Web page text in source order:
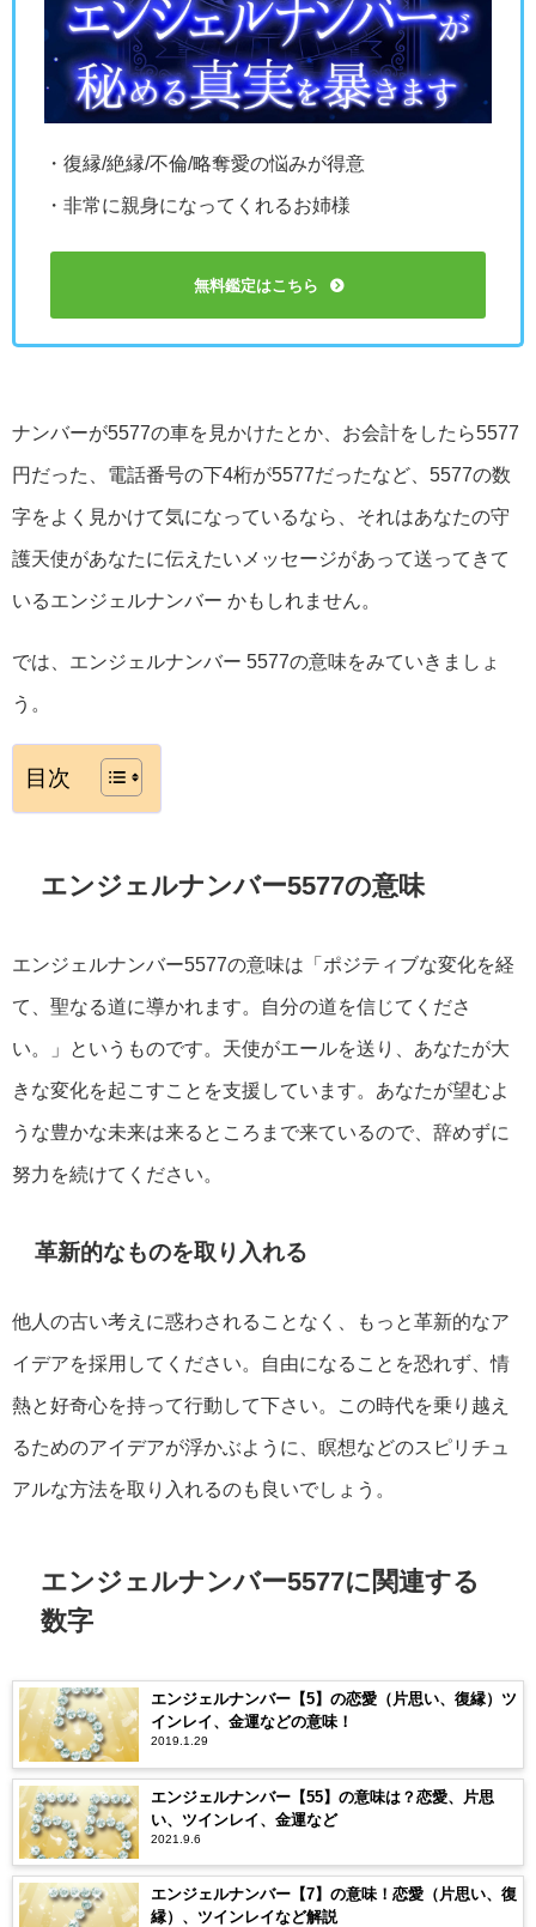
・復縁/絶縁/不倫/略奪愛の悩みが得意
・非常に親身になってくれるお姉様
無料鑑定はこちら
ナンバーが5577の車を見かけたとか、お会計をしたら5577
円だった、電話番号の下4桁が5577だったなど、5577の数
字をよく見かけて気になっているなら、それはあなたの守
護天使があなたに伝えたいメッセージがあって送ってきて
いるエンジェルナンバー かもしれません。
では、エンジェルナンバー 5577の意味をみていきましょ
う。
目次
エンジェルナンバー5577の意味
エンジェルナンバー5577の意味は「ポジティブな変化を経
て、聖なる道に導かれます。自分の道を信じてくださ
い。」というものです。天使がエールを送り、あなたが大
きな変化を起こすことを支援しています。あなたが望むよ
うな豊かな未来は来るところまで来ているので、辞めずに
努力を続けてください。
革新的なものを取り入れる
他人の古い考えに惑わされることなく、もっと革新的なア
イデアを採用してください。自由になることを恐れず、情
熱と好奇心を持って行動して下さい。この時代を乗り越え
るためのアイデアが浮かぶように、瞑想などのスピリチュ
アルな方法を取り入れるのも良いでしょう。
エンジェルナンバー5577に関連する
数字
エンジェルナンバー【5】の恋愛（片思い、復縁）ツ
インレイ、金運などの意味！
2019.1.29
エンジェルナンバー【55】の意味は？恋愛、片思
い、ツインレイ、金運など
2021.9.6
エンジェルナンバー【7】の意味！恋愛（片思い、復
縁）、ツインレイなど解説